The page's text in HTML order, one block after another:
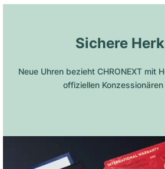
Sichere
Neue Uhren bezieht CHRONEXT mit
offiziellen